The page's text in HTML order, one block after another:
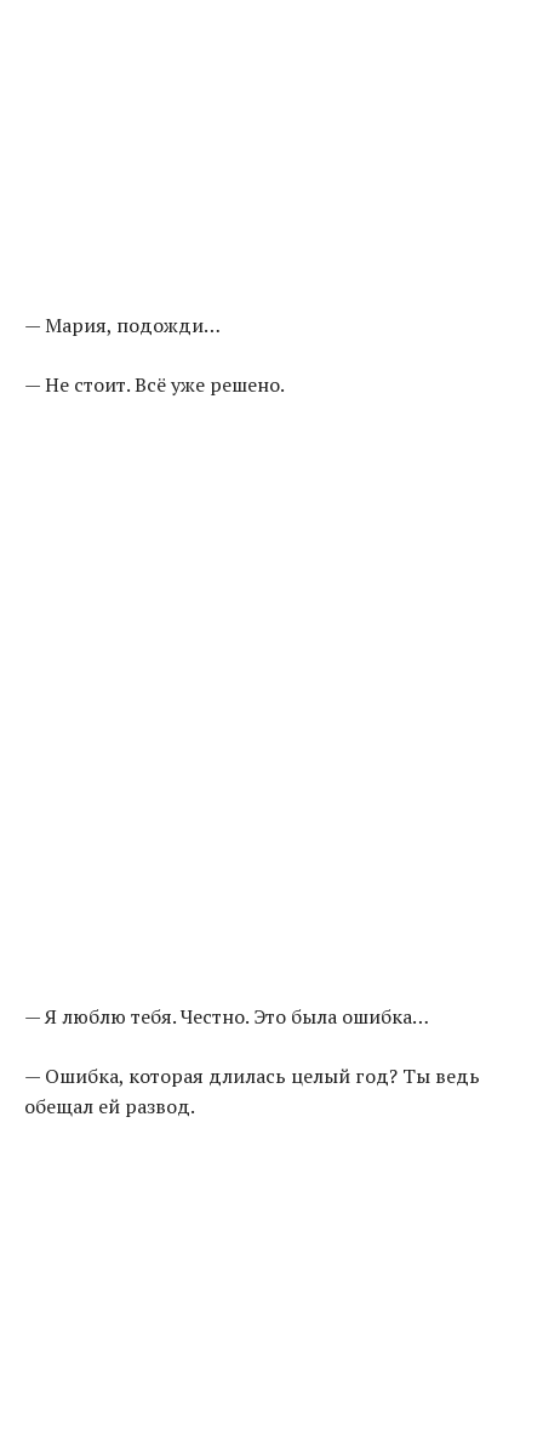
— Мария, подожди…
— Не стоит. Всё уже решено.
— Я люблю тебя. Честно. Это была ошибка…
— Ошибка, которая длилась целый год? Ты ведь
обещал ей развод.